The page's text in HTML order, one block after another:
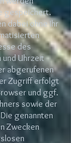
gespeichert.
dabei ohne Ihr
des
und Uhrzeit
abgerufenen
Zugriff erfolgt
und ggf.
sowie der
genannten
Zwecken